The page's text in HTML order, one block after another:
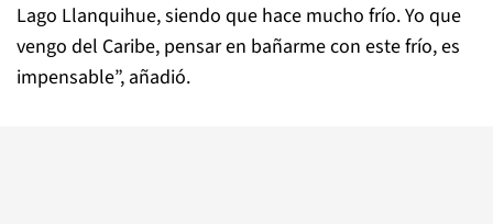
Lago Llanquihue, siendo que hace mucho frío. Yo que
vengo del Caribe, pensar en bañarme con este frío, es
impensable”, añadió.